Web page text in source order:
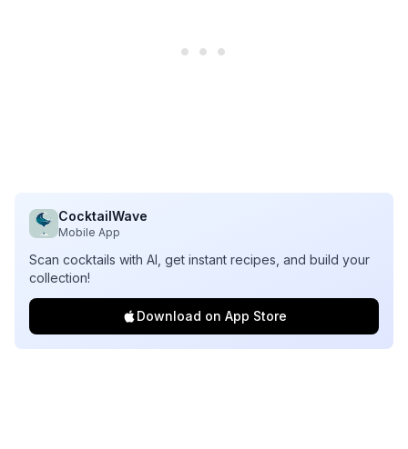
CocktailWave
Mobile App
Scan cocktails with AI, get instant recipes, and build your
collection!
Download on App Store